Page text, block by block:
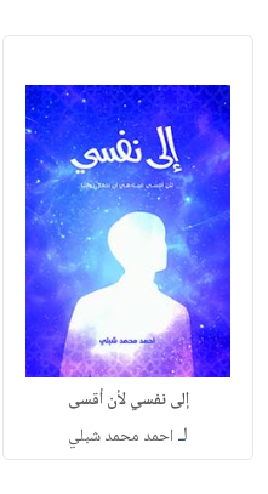
إلى نفسي لأن أقسى
لـ احمد محمد شبلي